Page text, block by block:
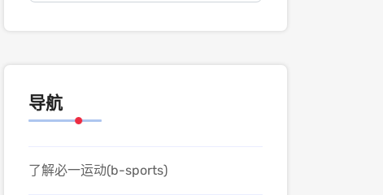
导航
了解必一运动(b-sports)